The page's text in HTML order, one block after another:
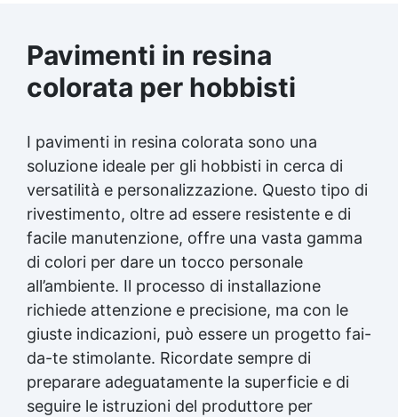
Pavimenti in resina
colorata per hobbisti
I pavimenti in resina colorata sono una
soluzione ideale per gli hobbisti in cerca di
versatilità e personalizzazione. Questo tipo di
rivestimento, oltre ad essere resistente e di
facile manutenzione, offre una vasta gamma
di colori per dare un tocco personale
all’ambiente. Il processo di installazione
richiede attenzione e precisione, ma con le
giuste indicazioni, può essere un progetto fai-
da-te stimolante. Ricordate sempre di
preparare adeguatamente la superficie e di
seguire le istruzioni del produttore per